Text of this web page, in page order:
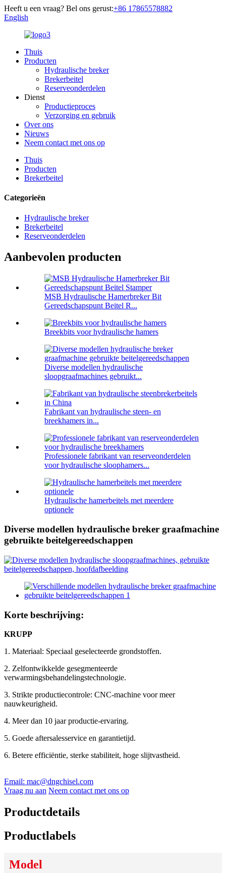
Heeft u een vraag? Bel ons gerust:+86 17865578882
English
Thuis
Producten
Hydraulische breker
Brekerbeitel
Reserveonderdelen
Dienst
Productieproces
Verzorging en gebruik
Over ons
Nieuws
Neem contact met ons op
Thuis
Producten
Brekerbeitel
Categorieën
Hydraulische breker
Brekerbeitel
Reserveonderdelen
Aanbevolen producten
MSB Hydraulische Hamerbreker Bit
Gereedschapspunt Beitel R...
Breekbits voor hydraulische hamers
Diverse modellen hydraulische
sloopgraafmachines gebruikt...
Fabrikant van hydraulische steen- en
breekhamers in...
Professionele fabrikant van reserveonderdelen
voor hydraulische sloophamers...
Hydraulische hamerbeitels met meerdere
optionele
Diverse modellen hydraulische breker graafmachine
gebruikte beitelgereedschappen
Korte beschrijving:
KRUPP
1. Materiaal: Speciaal geselecteerde grondstoffen.
2. Zelfontwikkelde gesegmenteerde
verwarmingsbehandelingstechnologie.
3. Strikte productiecontrole: CNC-machine voor meer
nauwkeurigheid.
4. Meer dan 10 jaar productie-ervaring.
5. Goede aftersalesservice en garantietijd.
6. Betere efficiëntie, sterke stabiliteit, hoge slijtvastheid.
Email: mac@dngchisel.com
Vraag nu aan Neem contact met ons op
Productdetails
Productlabels
Model